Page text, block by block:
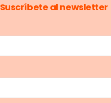
Suscríbete al newsletter